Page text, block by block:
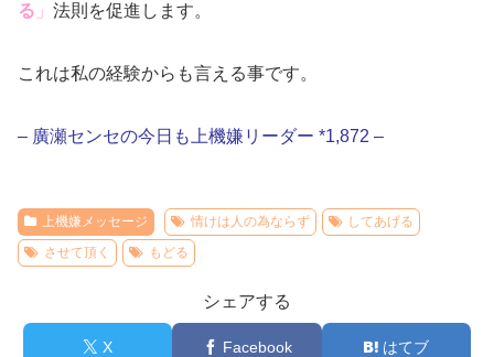
る 」 法則を促進します。
これは私の経験からも言える事です。
– 廣瀬センセの今日も上機嫌リーダー *1,872 –
上機嫌メッセージ 情けは人の為ならず
してあげる
させて頂く
もどる
シェアする
X Facebook はてブ